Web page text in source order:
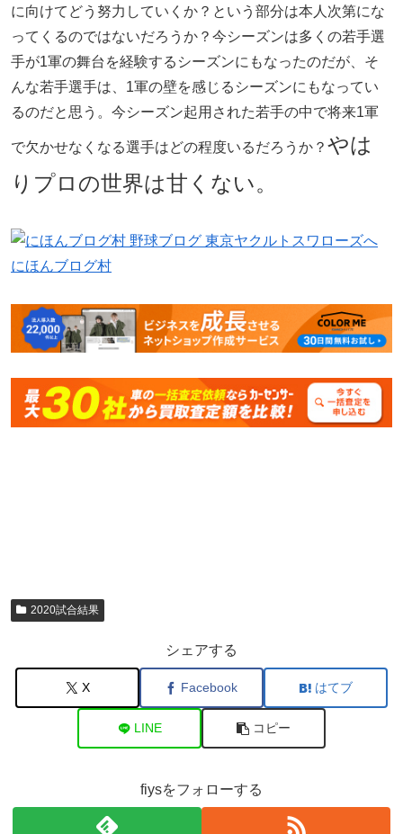
に向けてどう努力していくか？という部分は本人次第にな
ってくるのではないだろうか？今シーズンは多くの若手選
手が1軍の舞台を経験するシーズンにもなったのだが、そ
んな若手選手は、1軍の壁を感じるシーズンにもなってい
るのだと思う。今シーズン起用された若手の中で将来1軍
で欠かせなくなる選手はどの程度いるだろうか？ やは
りプロの世界は甘くない。
にほんブログ村
2020試合結果
シェアする
X Facebook はてブ
LINE コピー
fiysをフォローする